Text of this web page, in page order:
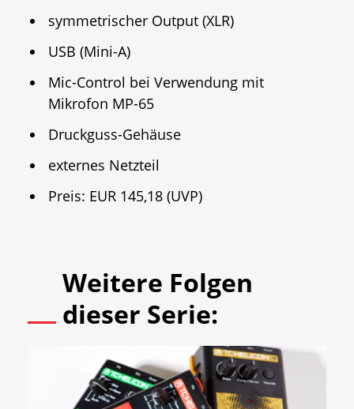
symmetrischer Output (XLR)
USB (Mini-A)
Mic-Control bei Verwendung mit
Mikrofon MP-65
Druckguss-Gehäuse
externes Netzteil
Preis: EUR 145,18 (UVP)
Weitere Folgen
dieser Serie: